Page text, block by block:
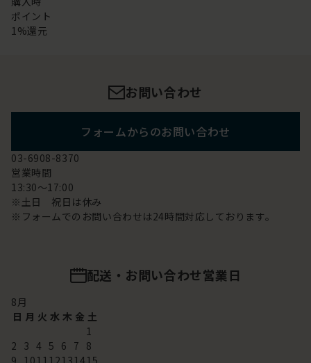
ポイント
1%還元
お問い合わせ
フォームからのお問い合わせ
03-6908-8370
営業時間
13:30～17:00
※土日 祝日は休み
※フォームでのお問い合わせは24時間対応しております。
配送・お問い合わせ営業日
8月
日 月 火 水 木 金 土
1
2 3 4 5 6 7 8